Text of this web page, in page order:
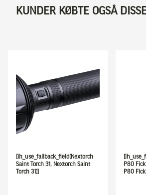
KUNDER KØBTE OGSÅ
[ih_use_fallback_field(Nextorch
Saint Torch 31, Nextorch Saint
Torch 31)]
P80
P80